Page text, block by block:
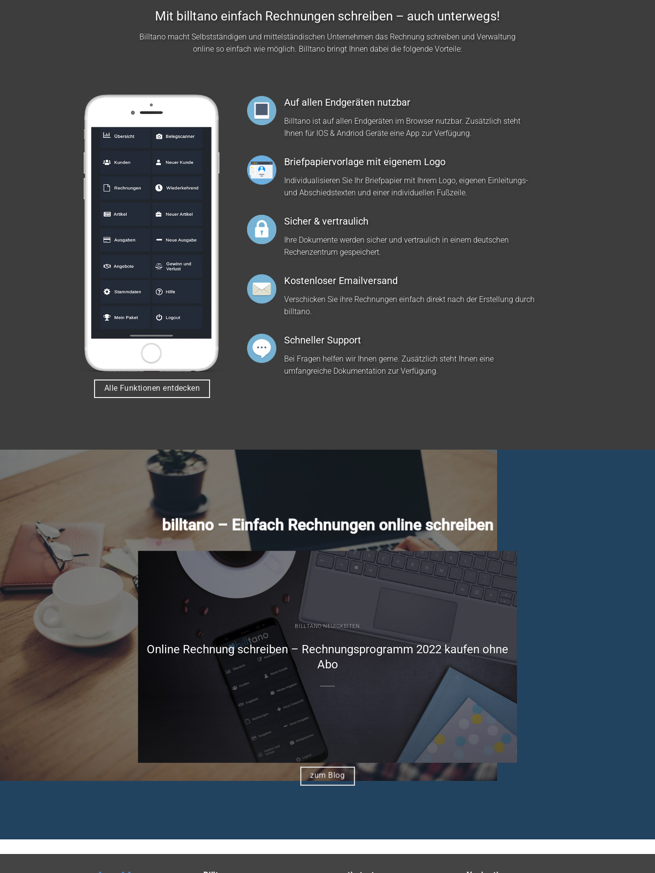
Mit billtano einfach Rechnungen schreiben – auch unterwegs!
Billtano macht Selbstständigen und mittelständischen Unternehmen das Rechnung schreiben und Verwaltung
online so einfach wie möglich. Billtano bringt Ihnen dabei die folgende Vorteile:
Alle Funktionen entdecken
Auf allen Endgeräten nutzbar
Billtano ist auf allen Endgeräten im Browser nutzbar. Zusätzlich steht
Ihnen für IOS & Andriod Geräte eine App zur Verfügung.
Briefpapiervorlage mit eigenem Logo
Individualisieren Sie Ihr Briefpapier mit Ihrem Logo, eigenen Einleitungs-
und Abschiedstexten und einer individuellen Fußzeile.
Sicher & vertraulich
Ihre Dokumente werden sicher und vertraulich in einem deutschen
Rechenzentrum gespeichert.
Kostenloser Emailversand
Verschicken Sie ihre Rechnungen einfach direkt nach der Erstellung durch
billtano.
Schneller Support
Bei Fragen helfen wir Ihnen gerne. Zusätzlich steht Ihnen eine
umfangreiche Dokumentation zur Verfügung.
billtano – Einfach Rechnungen online schreiben
BILLTANO NEUIGKEITEN
Online Rechnung schreiben – Rechnungsprogramm 2022 kaufen ohne
Abo
zum Blog